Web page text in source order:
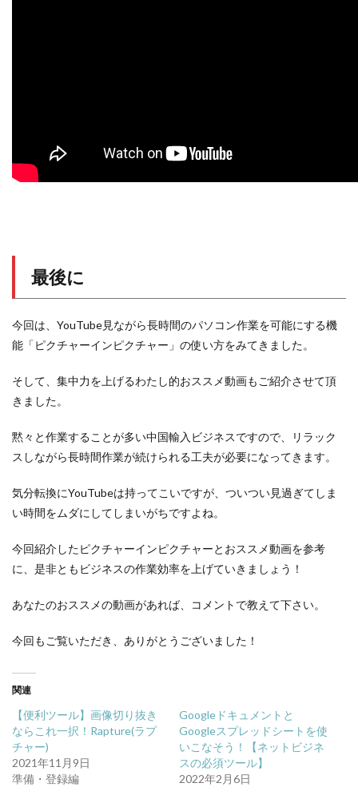
最後に
今回は、YouTube見ながら長時間のパソコン作業を可能にする機
能「ピクチャーインピクチャー」の使い方をみてきました。
そして、集中力を上げるわたし的おススメ動画もご紹介させて頂
きました。
黙々と作業することが多い中国輸入ビジネスですので、リラック
スしながら長時間作業が続けられる工夫が必要になってきます。
気分転換にYouTubeは持ってこいですが、ついつい見過ぎてしま
い時間をムダにしてしまいがちですよね。
今回紹介したピクチャーインピクチャーとおススメ動画を参考
に、是非ともビジネスの作業効率を上げていきましょう！
あなたのおススメの動画があれば、コメントで教えて下さい。
今回もご覧いただき、ありがとうございました！
関連
【便利ツール】画像切り抜き
ならこれ一択！Rapture(ラプ
チャー)
2021年11月9日
準備・登録編
Googleドキュメントと
Googleスプレッドシートを使
いこなそう！【ネットビジネ
スの必須ツール】
2022年2月6日